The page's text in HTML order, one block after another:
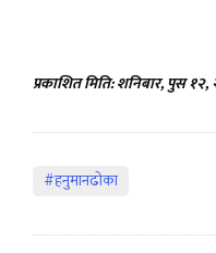
प्रकाशित मिति: शनिबार, पुस
#हनुमानढोका